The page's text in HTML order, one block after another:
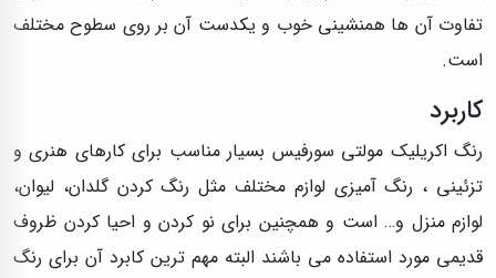
تفاوت آن ها همنشینی خوب و یکدست آن بر روی سطوح مختلف
است.
کاربرد
رنگ اكريليک مولتی سورفيس بسیار مناسب برای کارهای هنری و
تزئینی ، رنگ آمیزی لوازم مختلف مثل رنگ کردن گلدان، لیوان،
لوازم منزل و… است و همچنین برای نو کردن و احیا کردن ظروف
قدیمی مورد استفاده می باشند البته مهم ترین کابرد آن برای رنگ